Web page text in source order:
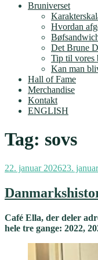
Bruniverset
Hvordan
Det Brune
Tip til vores
Kan man
Hall of Fame
Merchandise
Kontakt
ENGLISH
Tag: sovs
Udgivet
22. januar 202623.
Café Ella, der deler
hele tre gange: 2022,